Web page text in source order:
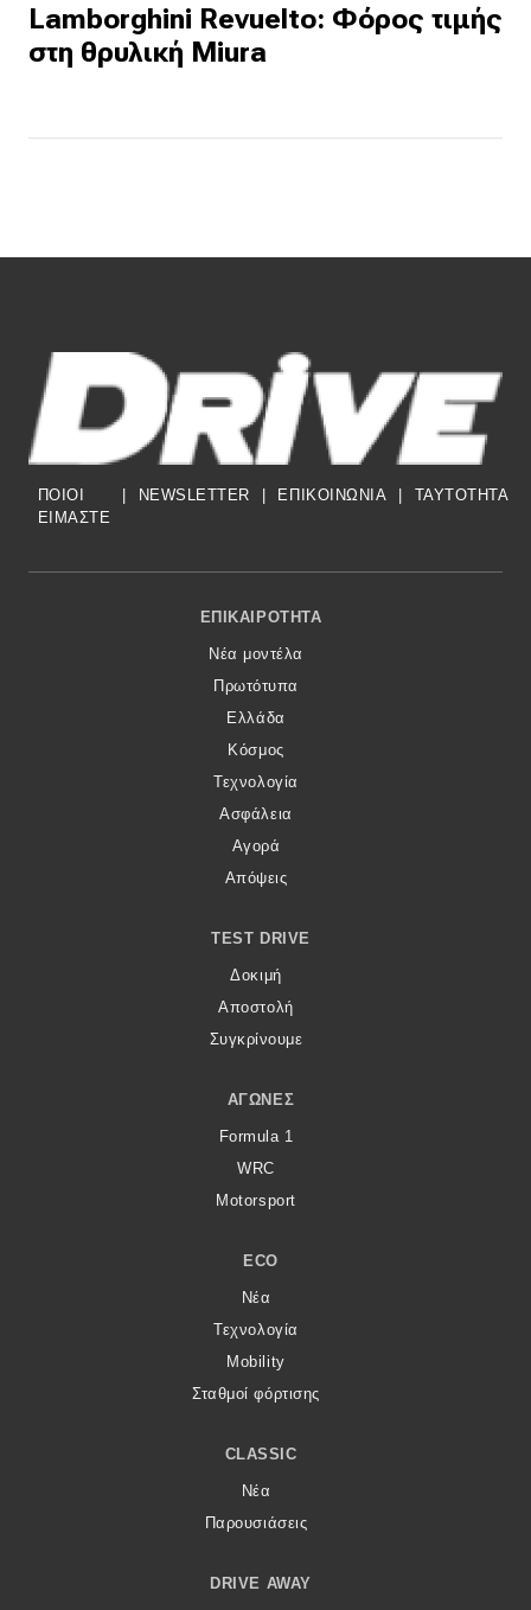
Lamborghini Revuelto: Φόρος τιμής
στη θρυλική Miura
ΠΟΙΟΙ
ΕΙΜΑΣΤΕ
NEWSLETTER ΕΠΙΚΟΙΝΩΝΙΑ TAYTOTHTA
Footer Menu
ΕΠΙΚΑΙΡΌΤΗΤΑ
Νέα μοντέλα
Πρωτότυπα
Ελλάδα
Κόσμος
Τεχνολογία
Ασφάλεια
Αγορά
Απόψεις
TEST DRIVE
Δοκιμή
Αποστολή
Συγκρίνουμε
ΑΓΏΝΕΣ
Formula 1
WRC
Motorsport
ECO
Νέα
Τεχνολογία
Mobility
Σταθμοί φόρτισης
CLASSIC
Νέα
Παρουσιάσεις
DRIVE AWAY